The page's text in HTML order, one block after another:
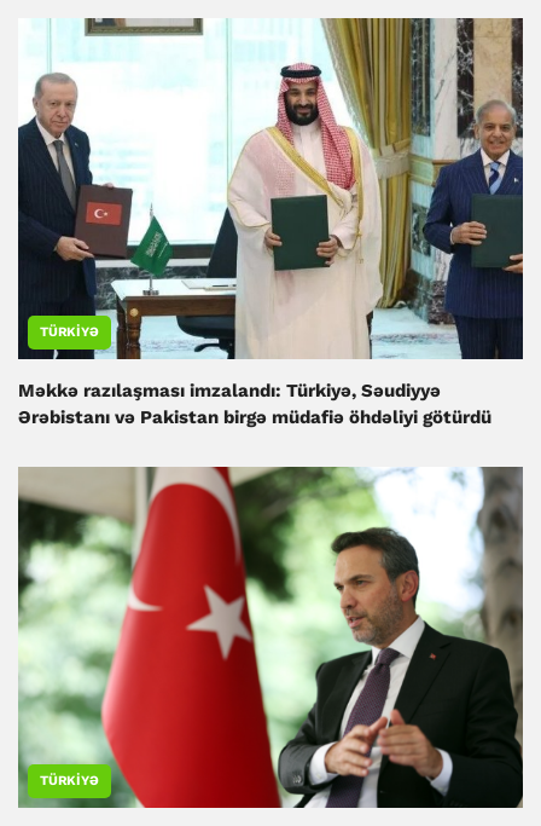
TÜRKIYƏ
Məkkə razılaşması imzalandı: Türkiyə, Səudiyyə
Ərəbistanı və Pakistan birgə müdafiə öhdəliyi götürdü
TÜRKIYƏ